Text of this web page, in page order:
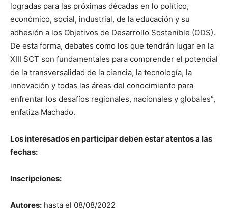
logradas para las próximas décadas en lo político,
económico, social, industrial, de la educación y su
adhesión a los Objetivos de Desarrollo Sostenible (ODS).
De esta forma, debates como los que tendrán lugar en la
XIII SCT son fundamentales para comprender el potencial
de la transversalidad de la ciencia, la tecnología, la
innovación y todas las áreas del conocimiento para
enfrentar los desafíos regionales, nacionales y globales”,
enfatiza Machado.
Los interesados ​​en participar deben estar atentos a las
fechas:
Inscripciones:
Autores: hasta el 08/08/2022